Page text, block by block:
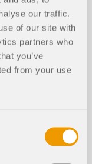
our traffic.
of our site with
partners who
you’ve
from your use